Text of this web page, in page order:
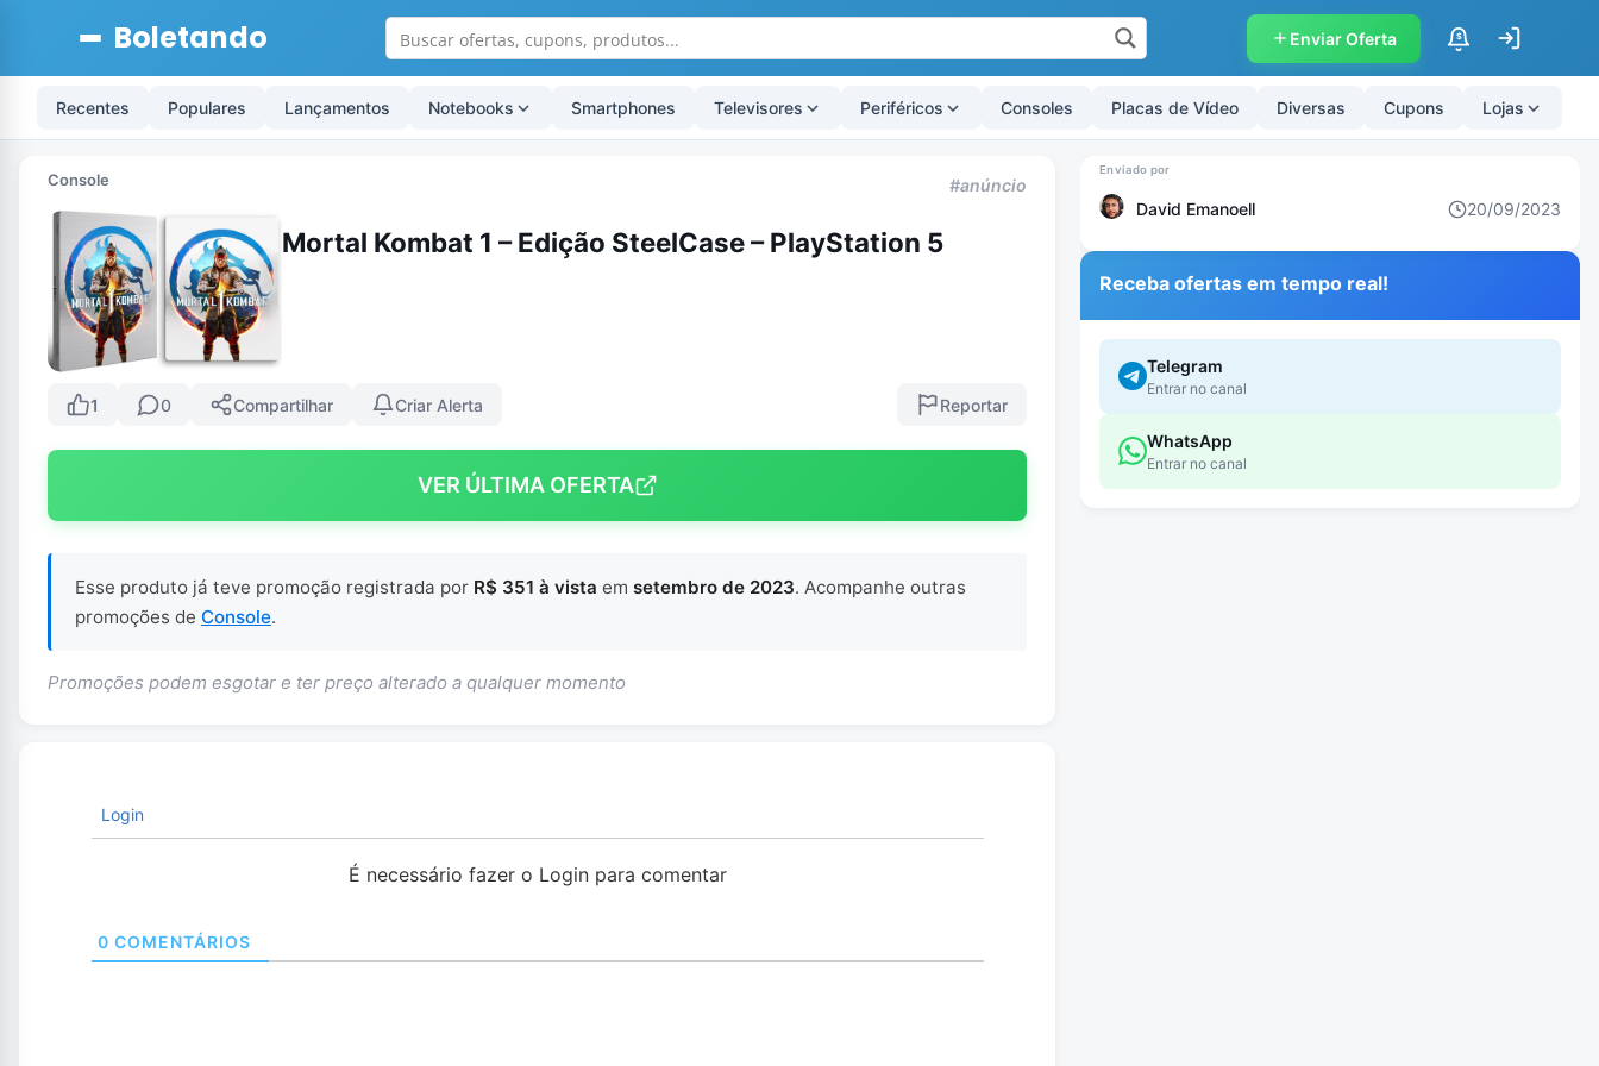
Boletando Enviar Oferta $
Recentes Populares Lançamentos Notebooks Smartphones Televisores Periféricos Consoles Placas de Vídeo Diversas Cupons Lojas
Console #anúncio
Mortal Kombat 1 – Edição SteelCase – PlayStation 5
1 0 Compartilhar Criar Alerta Reportar
VER ÚLTIMA OFERTA
Esse produto já teve promoção registrada por R$ 351 à vista em setembro de 2023. Acompanhe outras
promoções de Console.
Promoções podem esgotar e ter preço alterado a qualquer momento
Login
É necessário fazer o Login para comentar
0 COMENTÁRIOS
David Emanoell 20/09/2023
Receba ofertas em tempo real!
Telegram
Entrar no canal
WhatsApp
Entrar no canal